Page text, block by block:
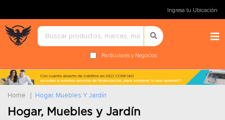
Ingresa tu Ubicación
Particulares y Negocios
Home Hogar, Muebles Y Jardín
Hogar, Muebles y Jardín